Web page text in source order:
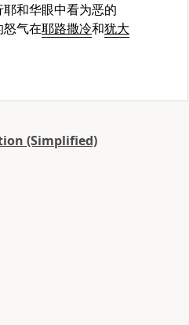
耶和华眼中看为恶的
怒气在耶路撒冷和犹大
(Simplified)